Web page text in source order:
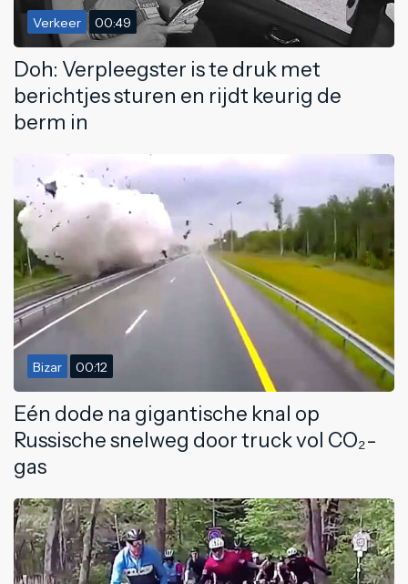
Verkeer 00:49
Doh: Verpleegster is te druk met
berichtjes sturen en rijdt keurig de
berm in
Bizar 00:12
Eén dode na gigantische knal op
Russische snelweg door truck vol CO₂-
gas